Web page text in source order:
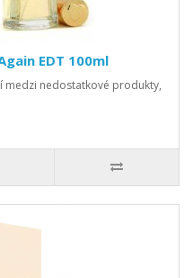
EDT 100ml
medzi nedostatkové produkty,